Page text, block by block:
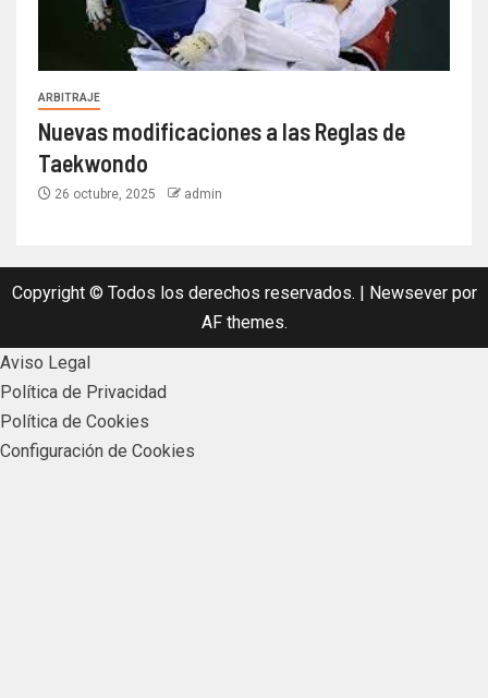
ARBITRAJE
Nuevas modificaciones a las Reglas de
Taekwondo
26 octubre, 2025 admin
Copyright © Todos los derechos reservados. | Newseverpor
AF themes.
Aviso Legal
Política de Privacidad
Política de Cookies
Configuración de Cookies